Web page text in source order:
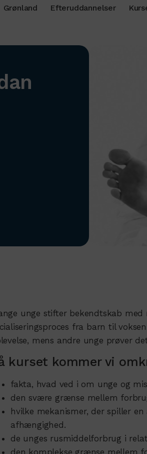
Grønland Efteruddannelser
unge stifter bekendtskab
fra barn til
mens andre unge prøver
kurset kommer vi
fakta, hvad ved i om unge og
den svære grænse mellem
hvilke mekanismer, der spiller
afhængighed.
de unges rusmiddelforbrug i